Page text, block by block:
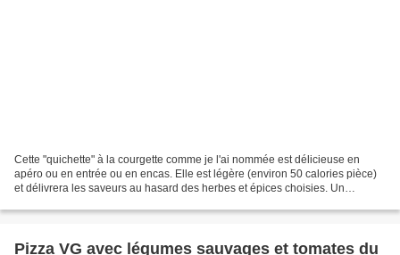
Cette "quichette" à la courgette comme je l'ai nommée est délicieuse en
apéro ou en entrée ou en encas. Elle est légère (environ 50 calories pièce)
et délivrera les saveurs au hasard des herbes et épices choisies. Un
Pizza VG avec légumes sauvages et tomates du